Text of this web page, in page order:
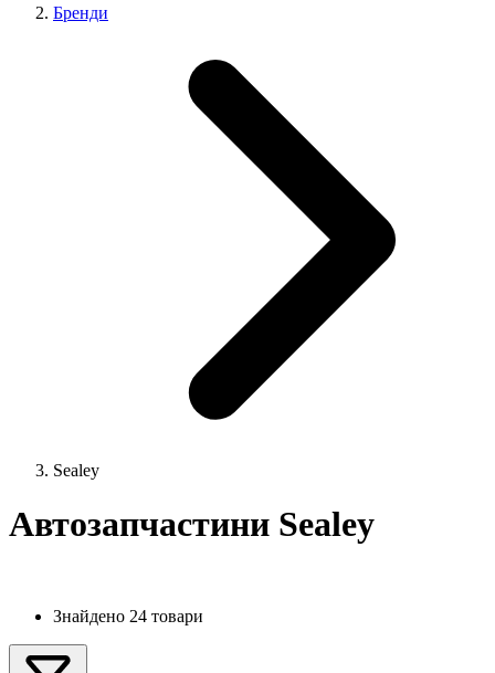
Бренди
Sealey
Автозапчастини Sealey
Знайдено 24 товари